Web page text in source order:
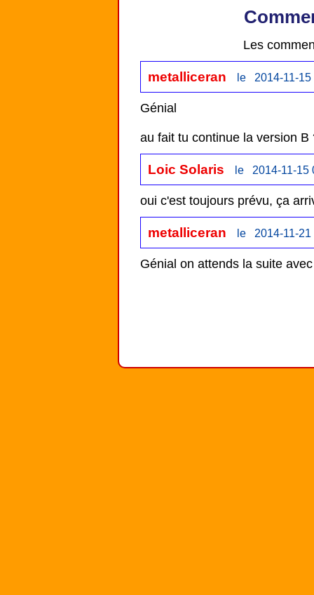
Les
metalliceran le 2014-11-15
Génial
au fait tu continue la version B
Loic Solaris le 2014-11-15
oui c'est toujours prévu, ça
metalliceran le 2014-11-21
Génial on attends la suite